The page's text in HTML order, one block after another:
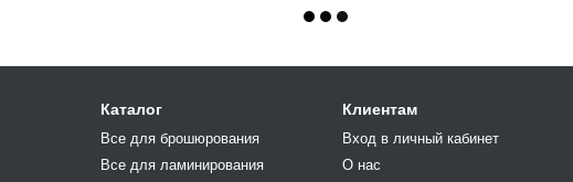
Каталог
Все для брошюрования
Все для ламинирования
Клиентам
Вход в личный кабинет
О нас